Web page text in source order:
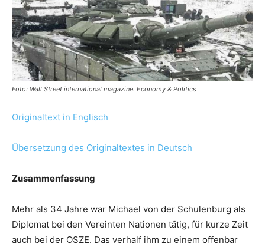
Foto: Wall Street international magazine. Economy & Politics
Originaltext in Englisch
Übersetzung des Originaltextes in Deutsch
Zusammenfassung
Mehr als 34 Jahre war Michael von der Schulenburg als
Diplomat bei den Vereinten Nationen tätig, für kurze Zeit
auch bei der OSZE. Das verhalf ihm zu einem offenbar